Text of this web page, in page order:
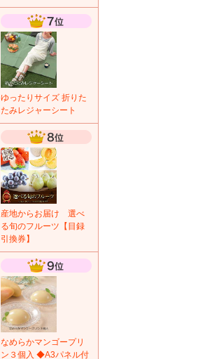
ゆったりサイズ 折りた
たみレジャーシート
産地からお届け 選べ
る旬のフルーツ【目録
引換券】
なめらかマンゴープリ
ン３個入 ◆A3パネル付